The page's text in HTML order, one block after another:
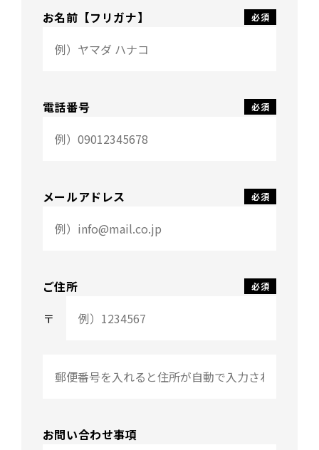
お名前【フリガナ】
電話番号
メールアドレス
ご住所
お問い合わせ事項